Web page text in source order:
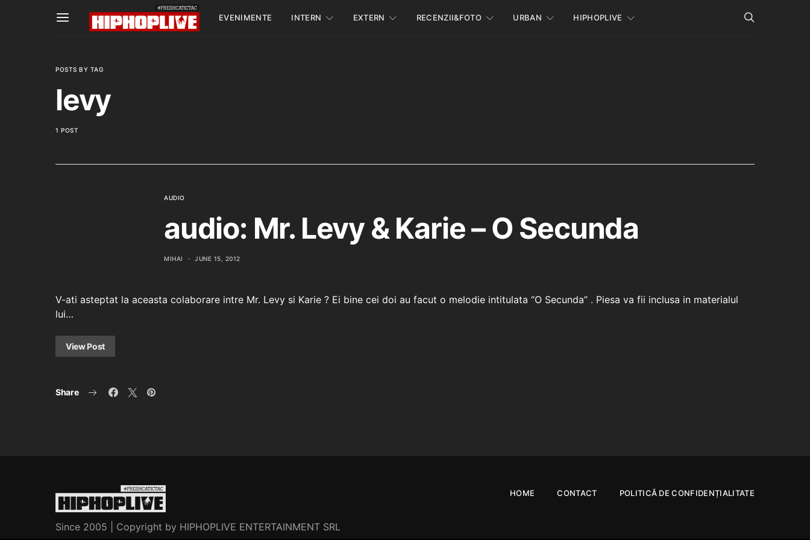
EVENIMENTE INTERN EXTERN RECENZII&FOTO URBAN HIPHOPLIVE
POSTS BY TAG
levy
1 POST
AUDIO
audio: Mr. Levy & Karie – O Secunda
MIHAI JUNE 15, 2012
V-ati asteptat la aceasta colaborare intre Mr. Levy si Karie ? Ei bine cei doi au facut o melodie intitulata “O Secunda” . Piesa va fii inclusa in materialul
lui…
View Post
Share
HOME CONTACT POLITICĂ DE CONFIDENȚIALITATE
Since 2005 | Copyright by HIPHOPLIVE ENTERTAINMENT SRL